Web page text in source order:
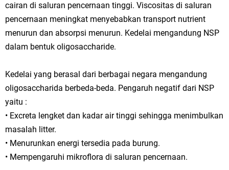
cairan di saluran pencernaan tinggi. Viscositas di saluran
pencernaan meningkat menyebabkan transport nutrient
menurun dan absorpsi menurun. Kedelai mengandung NSP
dalam bentuk oligosaccharide.
Kedelai yang berasal dari berbagai negara mengandung
oligosaccharida berbeda-beda. Pengaruh negatif dari NSP
yaitu :
• Excreta lengket dan kadar air tinggi sehingga menimbulkan
masalah litter.
• Menurunkan energi tersedia pada burung.
• Mempengaruhi mikroflora di saluran pencernaan.